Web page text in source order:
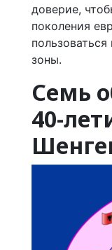
доверие,
поколения
зоны.
Семь
40-